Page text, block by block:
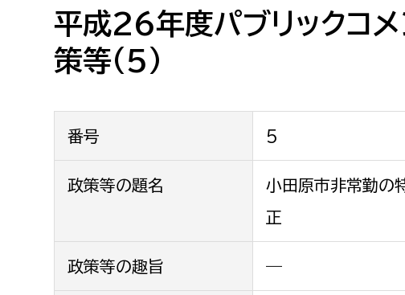
若者
高齢者
障がい者
事業者
人権・男女共同参画課
平成26年度パブリックコ
策等(5)
番号 5
政策等の題名
小田原市非常勤の
正
政策等の趣旨 ―